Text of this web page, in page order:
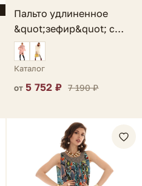
Пальто удлиненное
&quot;зефир&quot; с
мехом мятное Fondi
Каталог
от 5 752 ₽ 7 190 ₽